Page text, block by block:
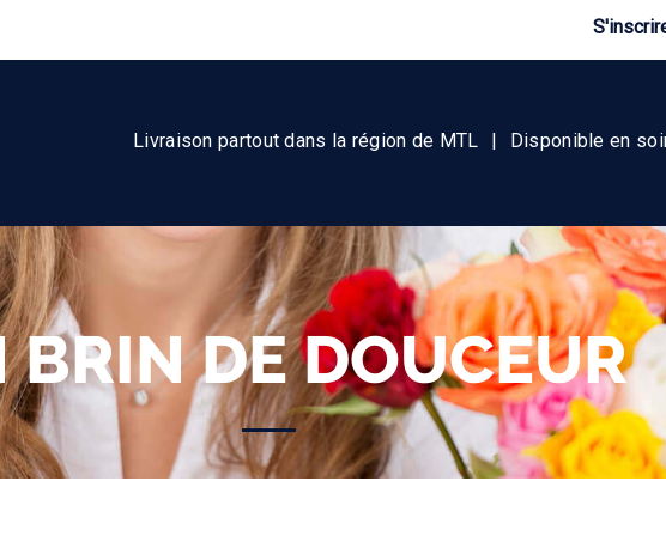
Livraison partout dans la région de MTL | Disponible en
BRIN DE DOUCEUR